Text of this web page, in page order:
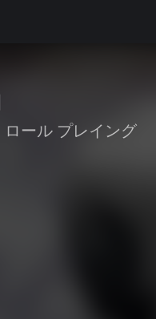
ロール プレイング